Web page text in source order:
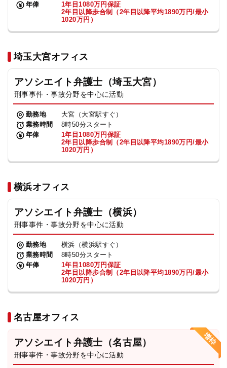
年俸
1年目1080万円保証
2年目以降歩合制（2年目以降平均1890万円/最小
1020万円）
埼玉大宮オフィス
アソシエイト弁護士（埼玉大宮）
刑事事件・事故分野を中心に活動
勤務地
大宮（大宮駅すぐ）
業務時間
8時50分スタート
年俸
1年目1080万円保証
2年目以降歩合制（2年目以降平均1890万円/最小
1020万円）
横浜オフィス
アソシエイト弁護士（横浜）
刑事事件・事故分野を中心に活動
勤務地
横浜（横浜駅すぐ）
業務時間
8時50分スタート
年俸
1年目1080万円保証
2年目以降歩合制（2年目以降平均1890万円/最小
1020万円）
名古屋オフィス
アソシエイト弁護士（名古屋）
刑事事件・事故分野を中心に活動